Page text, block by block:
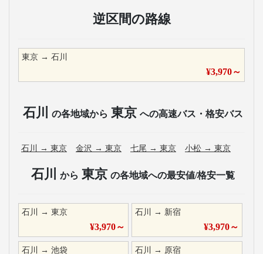
逆区間の路線
東京 → 石川
¥3,970～
石川 の各地域から 東京 への高速バス・格安バス
石川 → 東京 金沢 → 東京 七尾 → 東京 小松 → 東京
石川 から 東京 の各地域への最安値/格安一覧
石川 → 東京
¥3,970～
石川 → 新宿
¥3,970～
石川 → 池袋 石川 → 原宿